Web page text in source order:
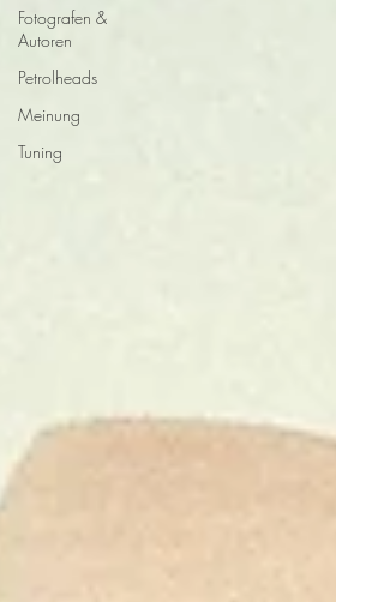
Fotografen &
Autoren
Petrolheads
Meinung
Tuning